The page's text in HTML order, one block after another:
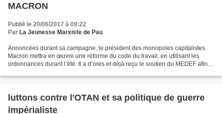
MACRON
Publié le 20/06/2017 à 09:22
Par La Jeunesse Marxiste de Pau
Annoncées durant sa campagne, le président des monopoles capitalistes
Macron mettra en œuvre une réforme du code du travail, en utilisant les
ordonnances durant l’été. Il a d’ores et déjà reçu le soutien du MEDEF afin
luttons contre l'OTAN et sa politique de guerre
impérialiste